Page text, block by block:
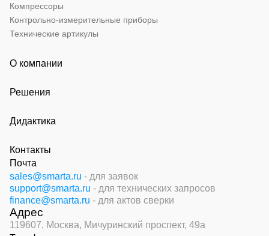
Компрессоры
Контрольно-измерительные приборы
Технические артикулы
О компании
Решения
Дидактика
Контакты
Почта
sales@smarta.ru - для заявок
support@smarta.ru - для технических запросов
finance@smarta.ru - для актов сверки
Адрес
119607, Москва, Мичуринский проспект, 49а